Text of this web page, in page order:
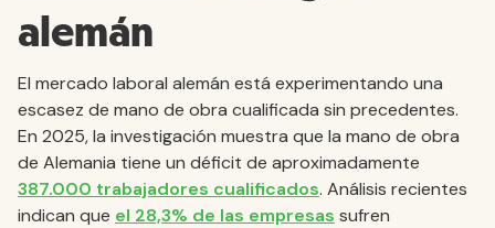
alemán
El mercado laboral alemán está experimentando una
escasez de mano de obra cualificada sin precedentes.
En 2025, la investigación muestra que la mano de obra
de Alemania tiene un déficit de aproximadamente
387.000 trabajadores cualificados. Análisis recientes
indican que el 28,3% de las empresas sufren